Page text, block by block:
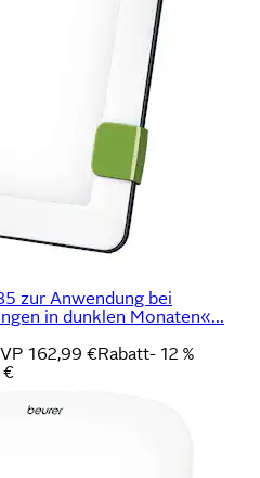
zur Anwendung bei
in dunklen Monaten«...
162,99 €Rabatt- 12 %
€